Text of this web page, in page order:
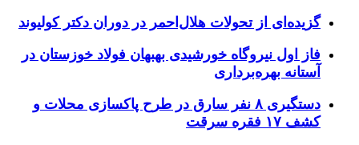
گزیده‌ای از تحولات هلال‌احمر در دوران دکتر کولیوند
فاز اول نیروگاه خورشیدی بهبهان فولاد خوزستان در
آستانه بهره‌برداری
دستگیری ۸ نفر سارق در طرح پاکسازی محلات و
کشف ۱۷ فقره سرقت